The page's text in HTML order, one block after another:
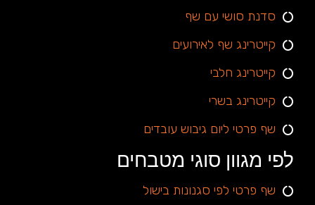
סדנת סושי עם שף
קייטרינג שף לאירועים
קייטרינג חלבי
קייטרינג בשרי
שף פרטי ליום גיבוש עובדים
לפי מגוון סוגי מטבחים
שף פרטי לפי סגנונות בישול